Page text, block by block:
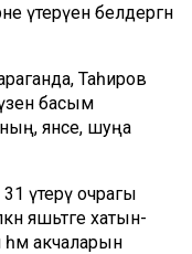
үтерүен белдергән
Таһиров
басым
янәсе, шуңа
31 үтерү очрагы
яшьтәге хатын-
акчаларын